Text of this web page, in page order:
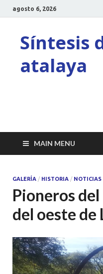
agosto 6, 2026
Síntesis
atalaya
MAIN MENU
GALERÍA / HISTORIA / NOTICIAS
Pioneros
del oeste de